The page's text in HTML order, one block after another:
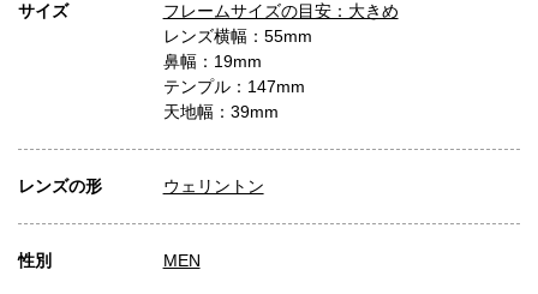
サイズ
フレームサイズの目安：大きめ
レンズ横幅：55mm
鼻幅：19mm
テンプル：147mm
天地幅：39mm
レンズの形 ウェリントン
性別 MEN